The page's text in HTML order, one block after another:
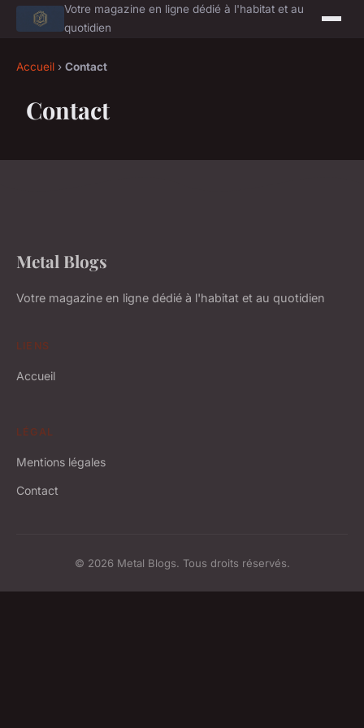
Votre magazine en ligne dédié à l'habitat et au
quotidien
Accueil › Contact
Contact
Metal Blogs
Votre magazine en ligne dédié à l'habitat et au quotidien
LIENS
Accueil
LÉGAL
Mentions légales
Contact
© 2026 Metal Blogs. Tous droits réservés.